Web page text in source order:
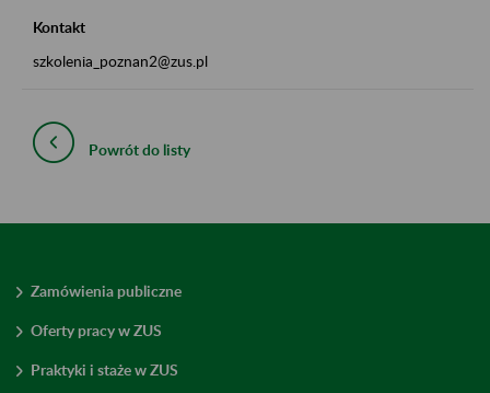
Kontakt
szkolenia_poznan2@zus.pl
Powrót do listy
Zamówienia publiczne
Oferty pracy w ZUS
Praktyki i staże w ZUS